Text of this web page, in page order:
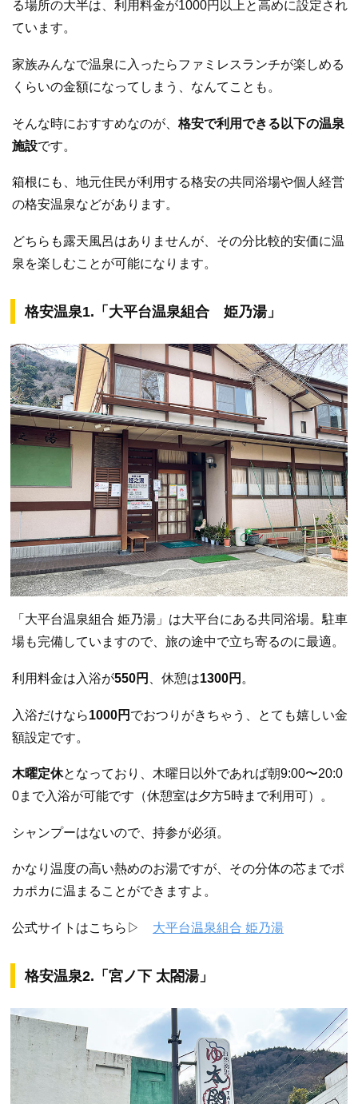
る場所の大半は、利用料金が1000円以上と高めに設定され
ています。
家族みんなで温泉に入ったらファミレスランチが楽しめる
くらいの金額になってしまう、なんてことも。
そんな時におすすめなのが、 格安で利用できる以下の温泉
施設です。
箱根にも、地元住民が利用する格安の共同浴場や個人経営
の格安温泉などがあります。
どちらも露天風呂はありませんが、その分比較的安価に温
泉を楽しむことが可能になります。
格安温泉1.「大平台温泉組合 姫乃湯」
「大平台温泉組合 姫乃湯」は大平台にある共同浴場。駐車
場も完備していますので、旅の途中で立ち寄るのに最適。
利用料金は入浴が550円 、休憩は1300円 。
入浴だけなら1000円 でおつりがきちゃう、とても嬉しい金
額設定です。
木曜定休となっており、木曜日以外であれば朝9:00〜20:0
0まで入浴が可能です（休憩室は夕方5時まで利用可）。
シャンプーはないので、持参が必須。
かなり温度の高い熱めのお湯ですが、その分体の芯までポ
カポカに温まることができますよ。
公式サイトはこちら▷ 大平台温泉組合 姫乃湯
格安温泉2.「宮ノ下 太閤湯」